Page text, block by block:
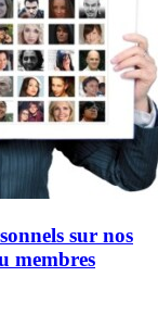
sur nos
membres